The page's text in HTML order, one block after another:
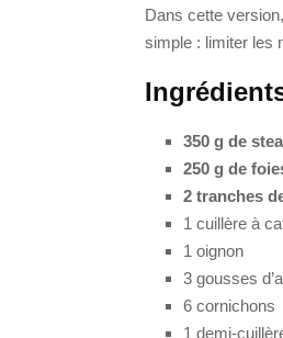
Dans cette
simple : limiter les
350 g de
250 g de
2 tranches
1 cuillère à
1 oignon
3 gousses
6 cornichons
1 demi-